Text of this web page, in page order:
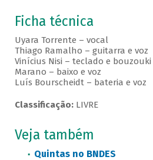
Ficha técnica
Uyara Torrente – vocal
Thiago Ramalho – guitarra e voz
Vinícius Nisi – teclado e bouzouki
Marano – baixo e voz
Luís Bourscheidt – bateria e voz
Classificação:LIVRE
Veja também
Quintas no BNDES